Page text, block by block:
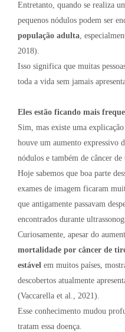
Entretanto, quando se realiza
pequenos nódulos podem ser
população adulta,
2018).
Isso significa que muitas
toda a vida sem jamais
Eles estão ficando mais
Sim, mas existe uma
houve um aumento expressivo
nódulos e também de câncer
Hoje sabemos que boa parte
exames de imagem ficaram
que antigamente passavam
encontrados durante
Curiosamente, apesar do
mortalidade por câncer de
estável em muitos países,
descobertos atualmente
(Vaccarella et al., 2021).
Esse conhecimento mudou
tratam essa doença.